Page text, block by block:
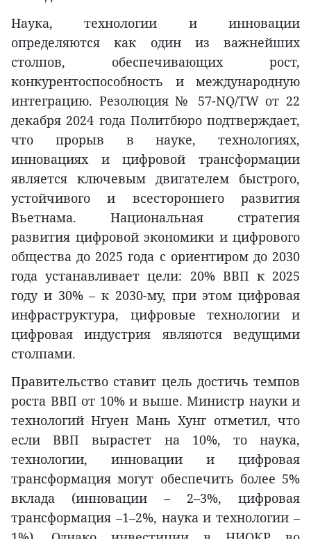
Наука, технологии и инновации
определяются как один из важнейших
столпов, обеспечивающих рост,
конкурентоспособность и международную
интеграцию. Резолюция № 57-NQ/TW от 22
декабря 2024 года Политбюро подтверждает,
что прорыв в науке, технологиях,
инновациях и цифровой трансформации
является ключевым двигателем быстрого,
устойчивого и всестороннего развития
Вьетнама. Национальная стратегия
развития цифровой экономики и цифрового
общества до 2025 года с ориентиром до 2030
года устанавливает цели: 20% ВВП к 2025
году и 30% – к 2030-му, при этом цифровая
инфраструктура, цифровые технологии и
цифровая индустрия являются ведущими
столпами.
Правительство ставит цель достичь темпов
роста ВВП от 10% и выше. Министр науки и
технологий Нгуен Мань Хунг отметил, что
если ВВП вырастет на 10%, то наука,
технологии, инновации и цифровая
трансформация могут обеспечить более 5%
вклада (инновации – 2–3%, цифровая
трансформация –1–2%, наука и технологии –